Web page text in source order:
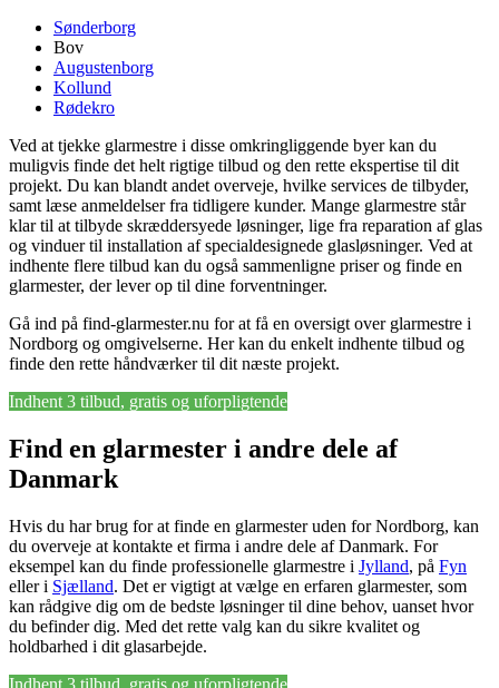
Sønderborg
Bov
Augustenborg
Kollund
Rødekro
Ved at tjekke glarmestre i disse omkringliggende byer kan du
muligvis finde det helt rigtige tilbud og den rette ekspertise til dit
projekt. Du kan blandt andet overveje, hvilke services de tilbyder,
samt læse anmeldelser fra tidligere kunder. Mange glarmestre står
klar til at tilbyde skræddersyede løsninger, lige fra reparation af glas
og vinduer til installation af specialdesignede glasløsninger. Ved at
indhente flere tilbud kan du også sammenligne priser og finde en
glarmester, der lever op til dine forventninger.
Gå ind på find-glarmester.nu for at få en oversigt over glarmestre i
Nordborg og omgivelserne. Her kan du enkelt indhente tilbud og
finde den rette håndværker til dit næste projekt.
Indhent 3 tilbud, gratis og uforpligtende
Find en glarmester i andre dele af
Danmark
Hvis du har brug for at finde en glarmester uden for Nordborg, kan
du overveje at kontakte et firma i andre dele af Danmark. For
eksempel kan du finde professionelle glarmestre i Jylland, på Fyn
eller i Sjælland. Det er vigtigt at vælge en erfaren glarmester, som
kan rådgive dig om de bedste løsninger til dine behov, uanset hvor
du befinder dig. Med det rette valg kan du sikre kvalitet og
holdbarhed i dit glasarbejde.
Indhent 3 tilbud, gratis og uforpligtende